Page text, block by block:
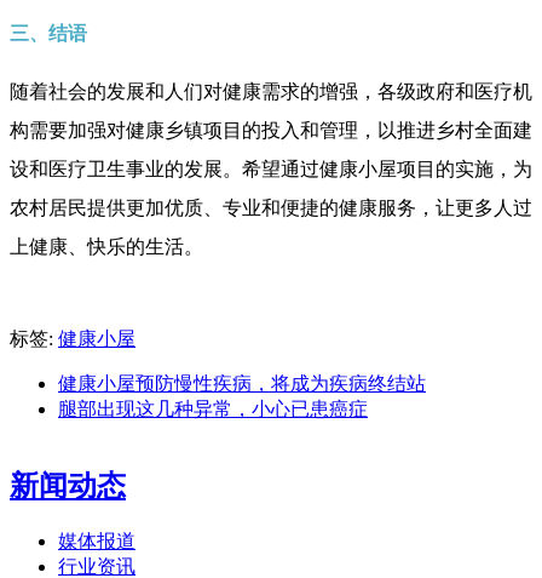
三、结语
随着社会的发展和人们对健康需求的增强，各级政府和医疗机
构需要加强对健康乡镇项目的投入和管理，以推进乡村全面建
设和医疗卫生事业的发展。希望通过健康小屋项目的实施，为
农村居民提供更加优质、专业和便捷的健康服务，让更多人过
上健康、快乐的生活。
标签: 健康小屋
健康小屋预防慢性疾病，将成为疾病终结站
腿部出现这几种异常，小心已患癌症
新闻动态
媒体报道
行业资讯